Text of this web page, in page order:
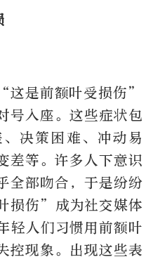
这是前额叶受损伤”
号入座。这些症状包
决策困难、冲动易
差等。许多人下意识
全部吻合，于是纷纷
损伤”成为社交媒体
轻人们习惯用前额叶
控现象。出现这些表